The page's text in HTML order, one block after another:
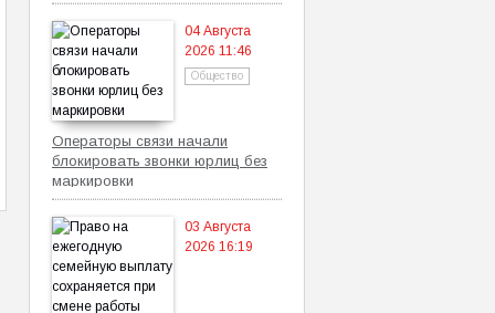
самозанятых
04 Августа
2026 11:46
Общество
Операторы связи начали
блокировать звонки юрлиц без
маркировки
03 Августа
2026 16:19